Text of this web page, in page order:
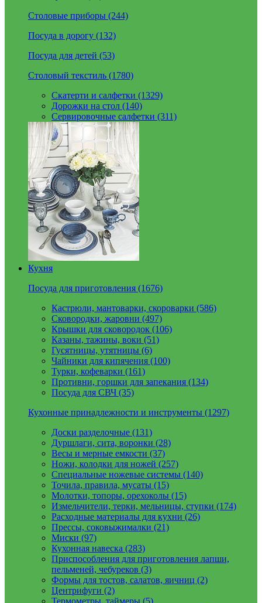
Столовые приборы (244)
Посуда в дорогу (132)
Посуда для детей (53)
Столовый текстиль (1780)
Скатерти и салфетки (1329)
Дорожки на стол (140)
Сервировочные салфетки (311)
Кухня
Посуда для приготовления (1676)
Кастрюли, мантоварки, скороварки (586)
Сковородки, жаровни (497)
Крышки для сковородок (106)
Казаны, тажины, воки (51)
Гусятницы, утятницы (6)
Чайники для кипячения (100)
Турки, кофеварки (161)
Противни, горшки для запекания (134)
Посуда для СВЧ (35)
Кухонные принадлежности и инструменты (1297)
Доски разделочные (131)
Дуршлаги, сита, воронки (28)
Весы и мерные емкости (37)
Ножи, колодки для ножей (257)
Специальные ножевые системы (140)
Точила, правила, мусаты (15)
Молотки, топоры, орехоколы (15)
Измельчители, терки, мельницы, ступки (174)
Расходные материалы для кухни (26)
Прессы, соковыжималки (21)
Миски (97)
Кухонная навеска (283)
Приспособления для приготовления лапши,
пельменей, чебуреков (3)
Формы для тостов, салатов, яичниц (2)
Центрифуги (2)
Термометры, таймеры (5)